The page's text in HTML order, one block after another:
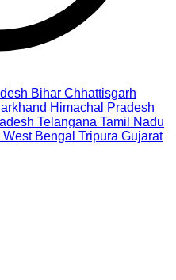
Bihar Chhattisgarh
Himachal Pradesh
Telangana Tamil Nadu
West Bengal Tripura Gujarat